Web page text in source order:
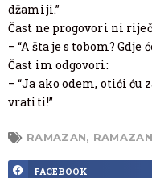
džamiji.”
Čast ne progovori ni
– “A šta je s tobom? Gdje
Čast im odgovori:
– “Ja ako odem, otići ću
vratiti!”
RAMAZAN,
FACEBOOK